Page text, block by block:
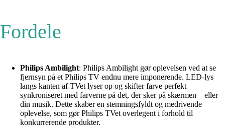
Fordele
Philips Ambilight: Philips Ambilight gør oplevelsen ved at se
fjernsyn på et Philips TV endnu mere imponerende. LED-lys
langs kanten af TVet lyser op og skifter farve perfekt
synkroniseret med farverne på det, der sker på skærmen – eller
din musik. Dette skaber en stemningsfyldt og medrivende
oplevelse, som gør Philips TVet overlegent i forhold til
konkurrerende produkter.